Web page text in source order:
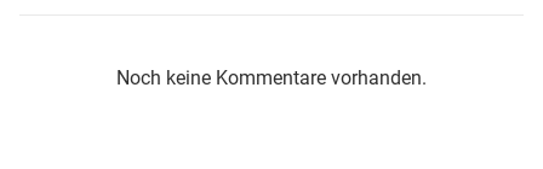
Noch keine Kommentare vorhanden.